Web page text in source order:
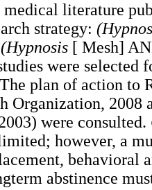
medical literature
strategy:
(Hypnosis [ Mesh]
were selected
plan of action to
Organization, 2008
were consulted.
however, a
behavioral
abstinence